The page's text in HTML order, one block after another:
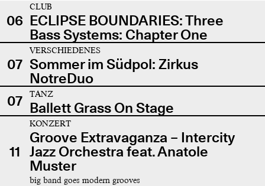
06
CLUB
ECLIPSE BOUNDARIES: Three
Bass Systems: Chapter One
07
VERSCHIEDENES
Sommer im Südpol: Zirkus
NotreDuo
07
TANZ
Ballett Grass On Stage
11
KONZERT
Groove Extravaganza – Intercity
Jazz Orchestra feat. Anatole
Muster
big band goes modern grooves